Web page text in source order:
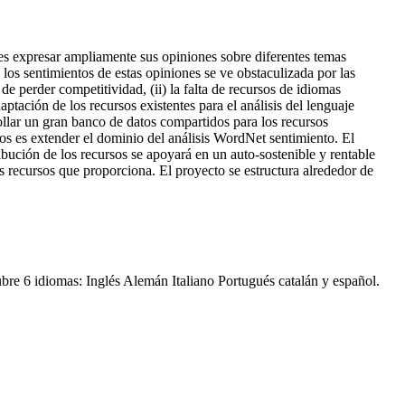
ampliamente sus opiniones sobre diferentes temas
sentimientos de estas opiniones se ve obstaculizada por las
perder competitividad, (ii) la falta de recursos de idiomas
de los recursos existentes para el análisis del lenguaje
un gran banco de datos compartidos para los recursos
es extender el dominio del análisis WordNet sentimiento. El
de los recursos se apoyará en un auto-sostenible y rentable
que proporciona. El proyecto se estructura alrededor de
6 idiomas: Inglés Alemán Italiano Portugués catalán y español.